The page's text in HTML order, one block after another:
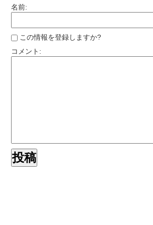
名前:
この情報を登録しますか?
コメント: